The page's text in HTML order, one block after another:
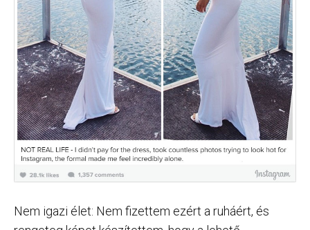
Nem igazi élet: Nem fizettem ezért a ruháért, és